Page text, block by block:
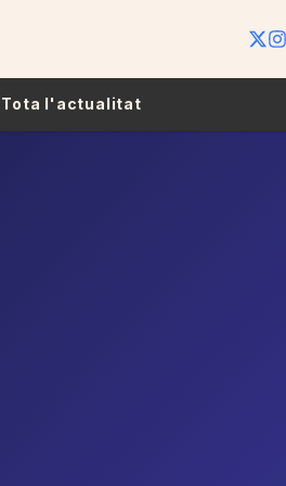
Tota l'actualitat